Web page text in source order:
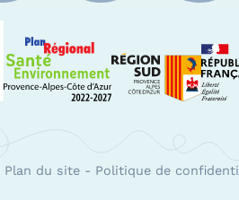
Plan du site- Politique de